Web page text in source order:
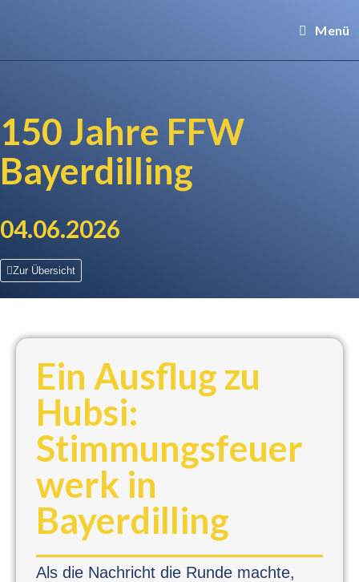
Menü
150 Jahre FFW
Bayerdilling
04.06.2026
Zur Übersicht
Ein Ausflug zu
Hubsi:
Stimmungsfeuer
werk in
Bayerdilling
Als die Nachricht die Runde machte,